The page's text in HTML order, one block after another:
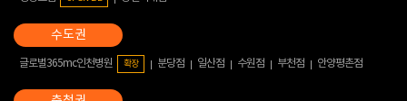
글로벌365mc인천병원 확장 분당점 일산점 수원점 부천점 안양평촌점